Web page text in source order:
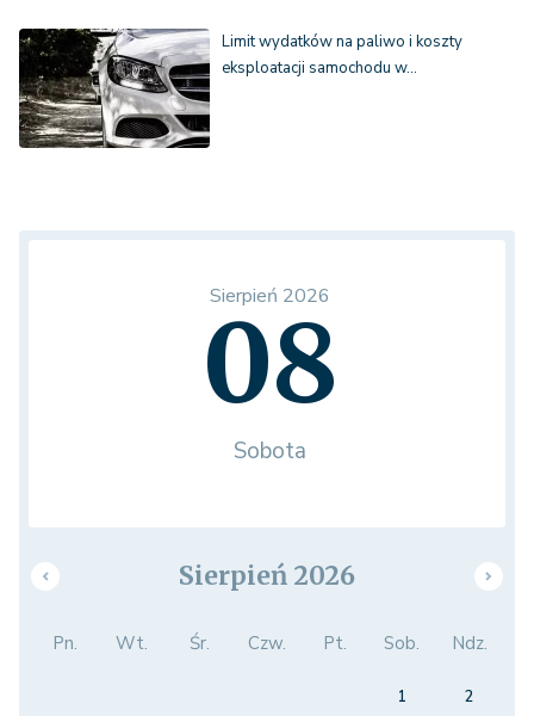
Limit wydatków na paliwo i koszty
eksploatacji samochodu w…
Sierpień 2026
08
Sobota
Sierpień 2026
Pn. Wt. Śr. Czw. Pt. Sob. Ndz.
1
2